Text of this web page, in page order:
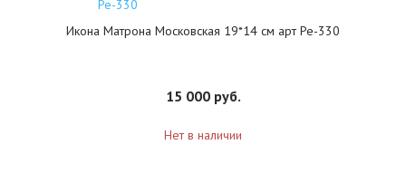
Икона Матрона Московская 19*14 см арт Ре-330
15 000 руб.
Нет в наличии